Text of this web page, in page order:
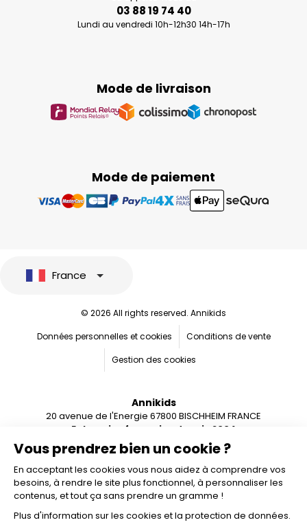
Mode de paiement
Mode de livraison
03 88 19 74 40
Lundi au vendredi 10h-12h30 14h-17h
Vous prendrez bien un cookie ?
En acceptant les cookies vous nous aidez à comprendre vos
besoins, à rendre le site plus fonctionnel, à personnaliser les
contenus, et tout ça sans prendre un gramme !
Plus d'information sur les cookies et la protection de données.
France
© 2026 All rights reserved. Annikids
Données personnelles et cookies
Conditions de vente
Gestion des cookies
Annikids
20 avenue de l'Energie 67800 BISCHHEIM FRANCE
Entreprise française depuis 2004